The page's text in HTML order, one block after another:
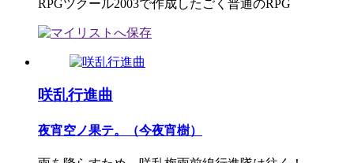
RPGツクール2003で作成したごく普通のRPG
咲乱行進曲
夜宵空ノ果テ。（今夜宵樹）